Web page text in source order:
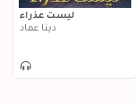
ليست عذراء
دينا عماد